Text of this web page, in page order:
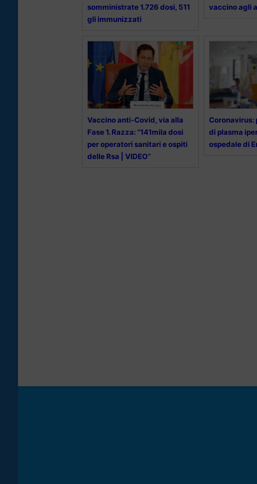
somministrate 1.726 dosi, 511
gli immunizzati
vaccino agli
Vaccino anti-Covid, via alla
Fase 1. Razza: “141mila dosi
per operatori sanitari e ospiti
delle Rsa | VIDEO”
Coronavirus:
di plasma
ospedale di